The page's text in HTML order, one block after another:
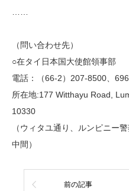
（問い合わせ先）
○在タイ日本国大使館領事部
電話：（66-2）207-8500、
所在地:177 Witthayu Road,
10330
（ウィタユ通り、ルンピニー
中間）
前の記事